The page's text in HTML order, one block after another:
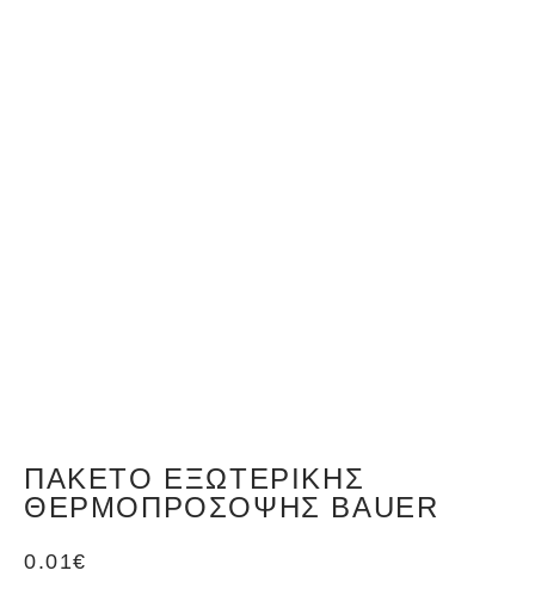
ΠΑΚΈΤΟ ΕΞΩΤΕΡΙΚΉΣ
ΘΕΡΜΟΠΡΌΣΟΨΗΣ BAUER
0.01€